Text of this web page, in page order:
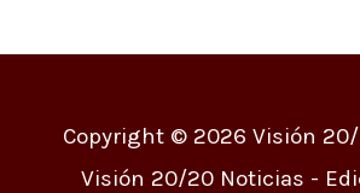
Copyright © 2026 Visión
Visión 20/20 Noticias -